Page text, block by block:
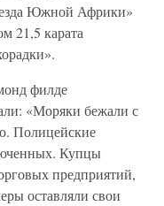
Южной Африки»
21,5 карата
филде
«Моряки бежали с
Полицейские
Купцы
предприятий,
оставляли свои